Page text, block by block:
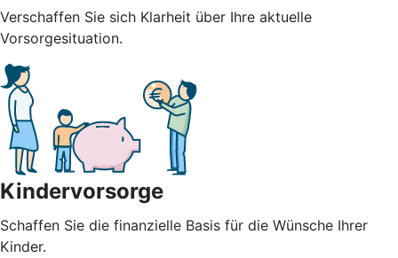
Verschaffen Sie sich Klarheit über Ihre aktuelle
Vorsorgesituation.
Kindervorsorge
Schaffen Sie die finanzielle Basis für die Wünsche Ihrer
Kinder.